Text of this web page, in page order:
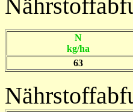
N
kg/ha
63